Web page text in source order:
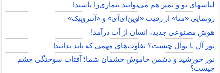
لباس‎های نو و تمیز هم می‌توانند بیماری‌زا باشند!
رونمایی «متا» از رقیب «اوپن‌ای‌آی» و «آنتروپیک»
هوش مصنوعی جدید، انسان از آب درآمد!
تور آل یا یوآل چیست؟ تفاوت‌های مهمی که باید بدانید!
نور خورشید و دشمن خاموش چشمان شما؛ آفتاب سوختگی چشم
چیست؟